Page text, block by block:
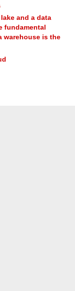
and a data
fundamental
warehouse is the